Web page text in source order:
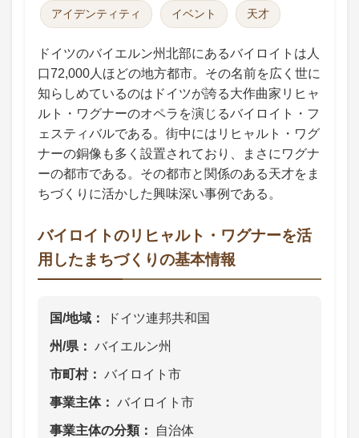
アイデンティティ イベント 天才
ドイツのバイエルン州北部にあるバイロイトは人
口72,000人ほどの地方都市。その名前を広く世に
知らしめているのはドイツが誇る大作曲家リヒャ
ルト・ワグナーのオペラを演じるバイロイト・フ
ェスティバルである。街中にはリヒャルト・ワグ
ナーの銅像も多く設置されており、まさにワグナ
ーの都市である。その都市と関係のある天才をま
ちづくりに活かした興味深い事例である。
バイロイトのリヒャルト・ワグナーを活
用したまちづくりの基本情報
国/地域 ドイツ連邦共和国
州/県 バイエルン州
市町村 バイロイト市
事業主体 バイロイト市
事業主体の分類 自治体